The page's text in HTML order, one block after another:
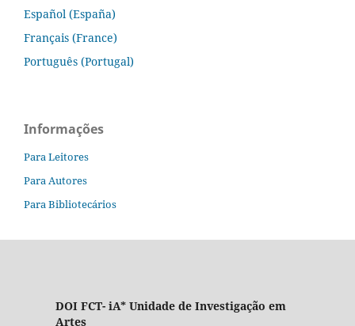
Español (España)
Français (France)
Português (Portugal)
Informações
Para Leitores
Para Autores
Para Bibliotecários
DOI FCT- iA* Unidade de Investigação em
Artes